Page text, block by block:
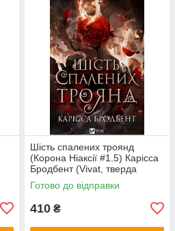
Шість спалених троянд
(Корона Ніаксії #1.5) Карісса
Бродбент (Vivat, тверда
обкладинка, кольоровий зріз,
суперобкладинка)
Готово до відправки
410 ₴